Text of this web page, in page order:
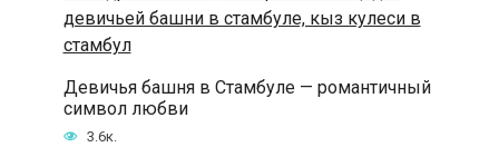
Девичья башня в Стамбуле — романтичный
символ любви
3.6к.